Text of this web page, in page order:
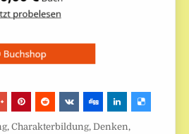
,Charakterbildung,Denken,